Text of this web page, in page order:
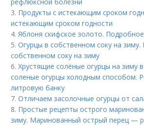
рефлюксной болезни
3. Продукты с истекающим сроком
истекающим сроком годности
4.Яблоня скифское золото.
5.Огурцы в собственном соку на зиму.
собственном соку на зиму
6.Хрустящие солёные огурцы на зиму
соленые огурцы холодным способом.
литровую банку
7.Отличаем засолочные огурцы от
8. Простые рецепты острого
зиму. Маринованный острый перец —